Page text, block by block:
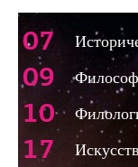
07
09
10
17